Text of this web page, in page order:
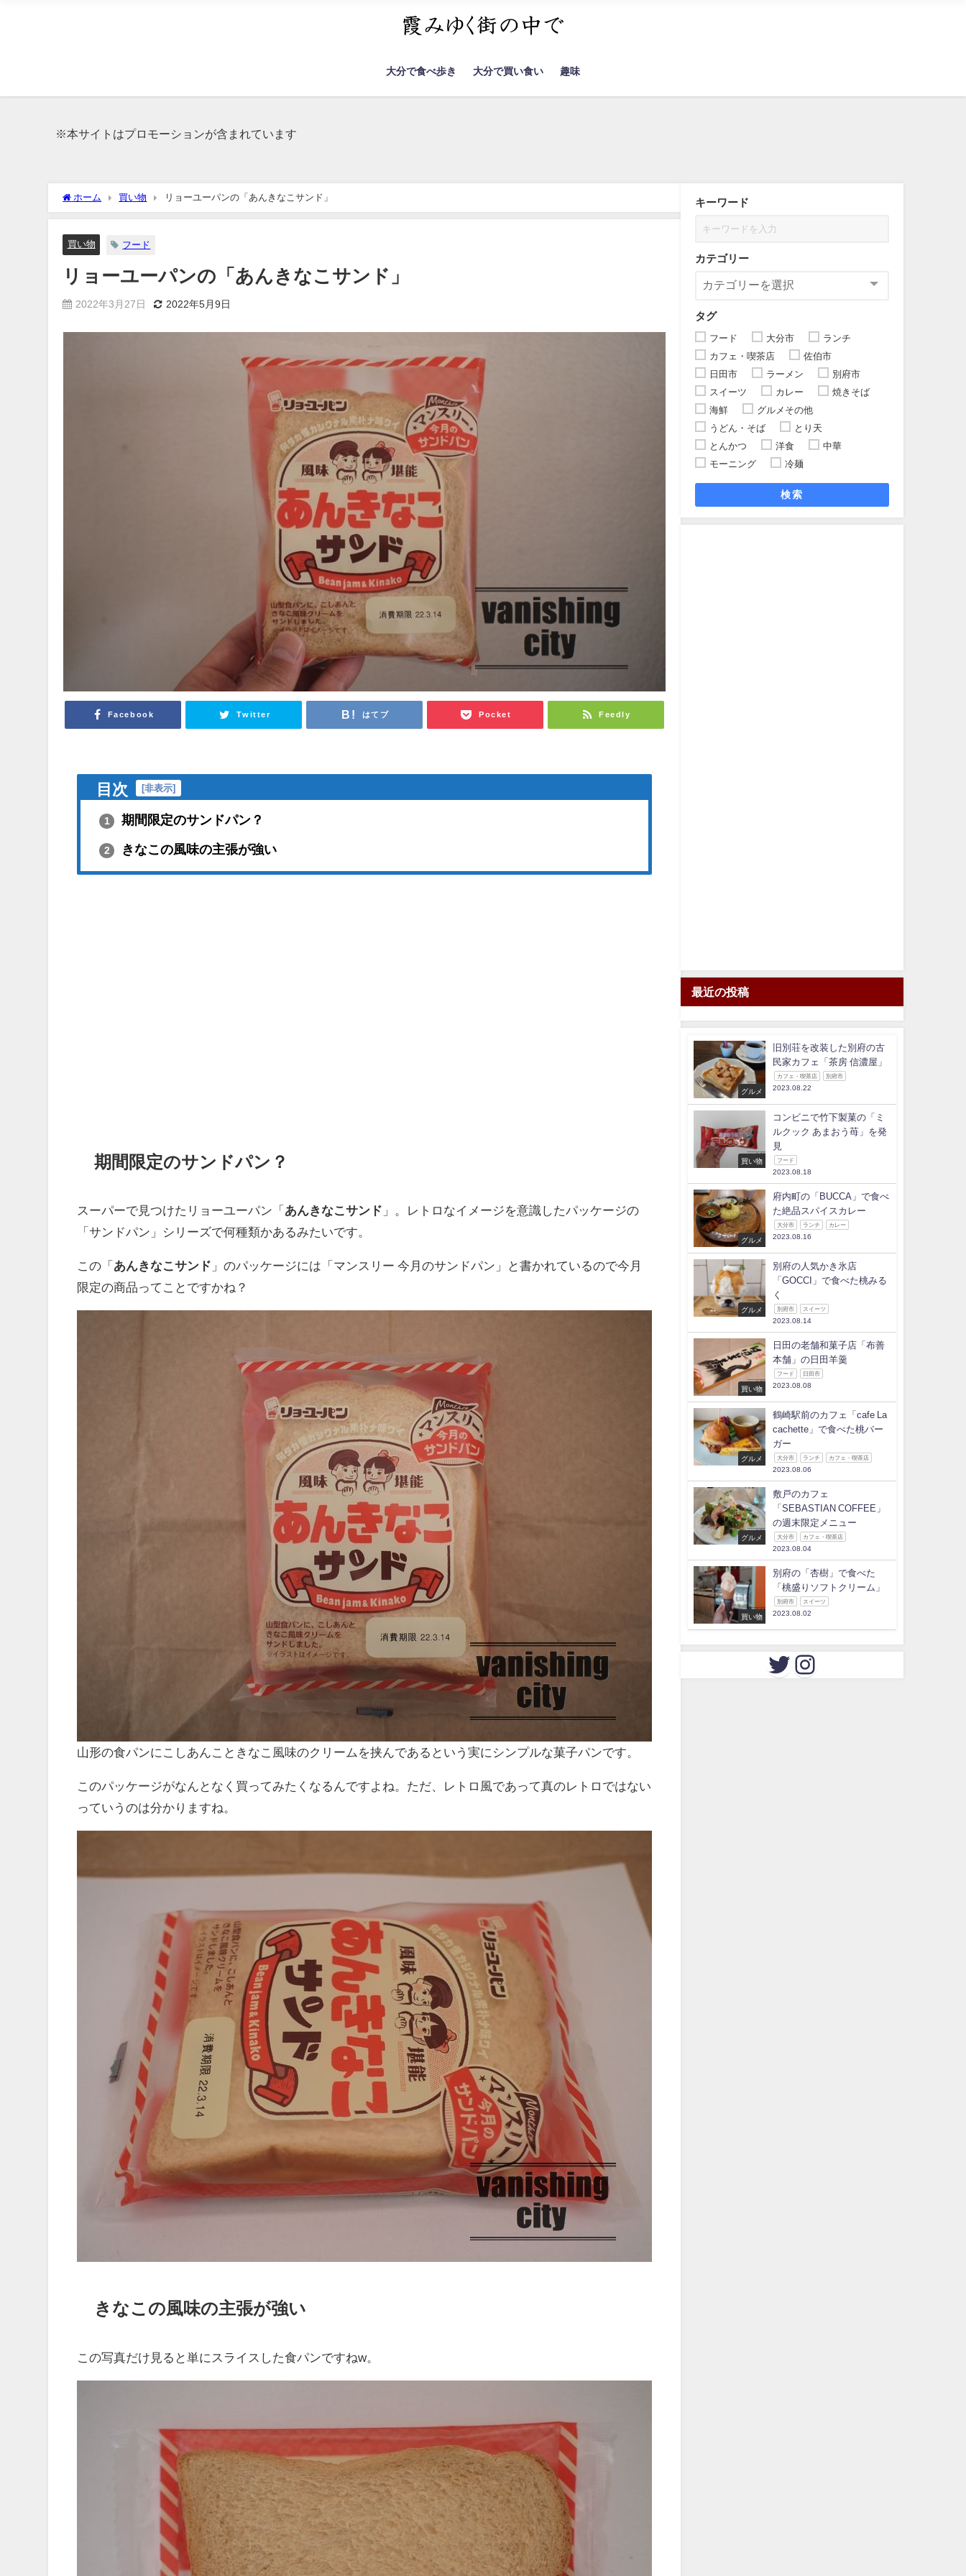
大分で食べ歩き 大分で買い食い 趣味
※本サイトはプロモーションが含まれています
ホーム 買い物 リョーユーパンの「あんきなこサンド」
買い物 フード
リョーユーパンの「あんきなこサンド」
2022年3月27日 2022年5月9日
Facebook Twitter はてブ Pocket Feedly
目次 [非表示]
1 期間限定のサンドパン？
2 きなこの風味の主張が強い
期間限定のサンドパン？
スーパーで見つけたリョーユーパン「 あんきなこサンド 」。レトロなイメージを意識したパッケージの
「サンドパン」シリーズで何種類かあるみたいです。
この「 あんきなこサンド 」のパッケージには「マンスリー 今月のサンドパン」と書かれているので今月
限定の商品ってことですかね？
山形の食パンにこしあんこときなこ風味のクリームを挟んであるという実にシンプルな菓子パンです。
このパッケージがなんとなく買ってみたくなるんですよね。ただ、レトロ風であって真のレトロではない
っていうのは分かりますね。
きなこの風味の主張が強い
この写真だけ見ると単にスライスした食パンですねw。
キーワード
カテゴリー
タグ
フード 大分市
ランチ
カフェ・喫茶店
佐伯市
日田市
ラーメン
別府市
スイーツ
カレー
焼きそば
海鮮
グルメその他
うどん・そば
とり天
とんかつ
洋食
中華
モーニング
冷麺
検索
最近の投稿
グルメ
旧別荘を改装した別府の古
民家カフェ「茶房 信濃屋」
カフェ・喫茶店 別府市
2023.08.22
買い物
コンビニで竹下製菓の「ミ
ルクック あまおう苺」を発
見
フード
2023.08.18
グルメ
府内町の「BUCCA」で食べ
た絶品スパイスカレー
大分市 ランチ カレー
2023.08.16
グルメ
別府の人気かき氷店
「GOCCI」で食べた桃みる
く
別府市 スイーツ
2023.08.14
買い物
日田の老舗和菓子店「布善
本舗」の日田羊羹
フード 日田市
2023.08.08
グルメ
鶴崎駅前のカフェ「cafe La
cachette」で食べた桃バー
ガー
大分市 ランチ カフェ・喫茶店
2023.08.06
グルメ
敷戸のカフェ
「SEBASTIAN COFFEE」
の週末限定メニュー
大分市 カフェ・喫茶店
2023.08.04
買い物
別府の「杏樹」で食べた
「桃盛りソフトクリーム」
別府市 スイーツ
2023.08.02